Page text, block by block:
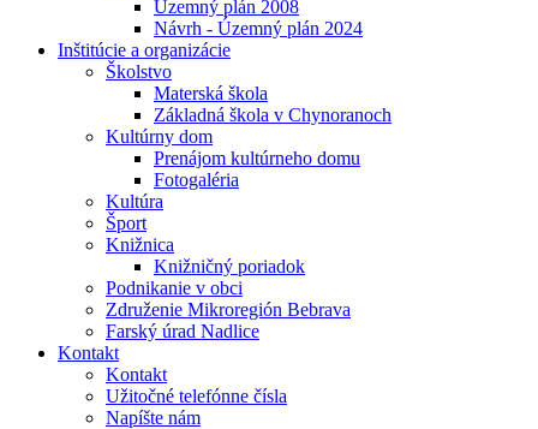
Územný plán 2008
Návrh - Územný plán 2024
Inštitúcie a organizácie
Školstvo
Materská škola
Základná škola v Chynoranoch
Kultúrny dom
Prenájom kultúrneho domu
Fotogaléria
Kultúra
Šport
Knižnica
Knižničný poriadok
Podnikanie v obci
Združenie Mikroregión Bebrava
Farský úrad Nadlice
Kontakt
Kontakt
Užitočné telefónne čísla
Napíšte nám